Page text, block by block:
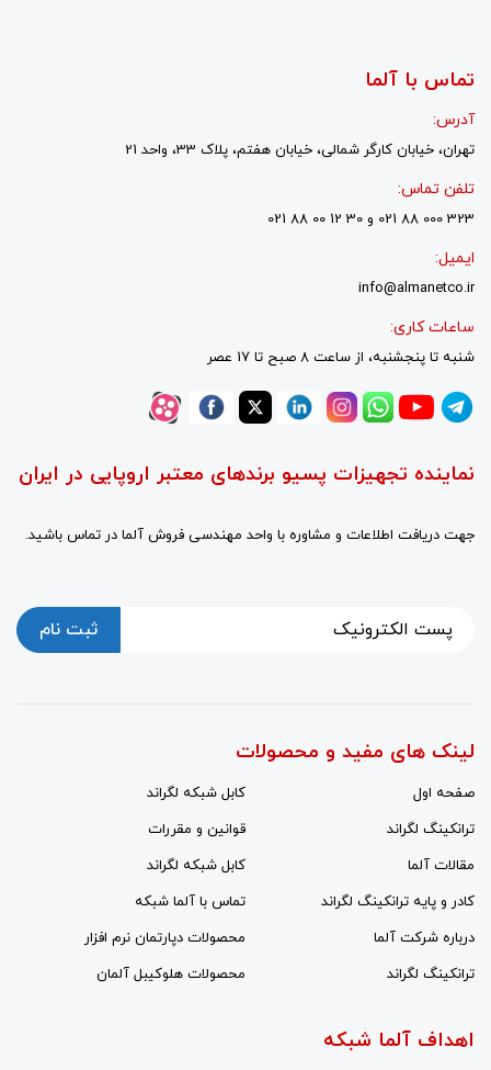
تماس با آلما
آدرس:
تهران، خیابان کارگر شمالی، خیابان هفتم، پلاک 33، واحد 21
تلفن تماس:
323 000 88 021 و 30 12 00 88 021
ایمیل:
info@almanetco.ir
ساعات کاری:
شنبه تا پنجشنبه، از ساعت 8 صبح تا 17 عصر
نماینده تجهیزات پسیو برندهای معتبر اروپایی در ایران
جهت دریافت اطلاعات و مشاوره با واحد مهندسی فروش آلما در تماس باشید.
ثبت نام
لینک های مفید و محصولات
صفحه اول
کابل شبکه لگراند
ترانکینگ لگراند
قوانین و مقررات
مقالات آلما
کابل شبکه لگراند
کادر و پایه ترانکینگ لگراند
تماس با آلما شبکه
درباره شرکت آلما
محصولات دپارتمان نرم افزار
ترانکینگ لگراند
محصولات هلوکیبل آلمان
اهداف آلما شبکه